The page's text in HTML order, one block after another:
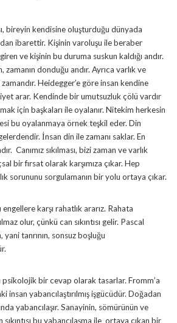
bireyin kendisine oluşturduğu dünyada
ibarettir. Kişinin varoluşu ile beraber
ve kişinin bu duruma suskun kaldığı andır.
zamanın donduğu andır. Ayrıca varlık ve
Heidegger’e göre insan kendine
arar. Kendinde bir umutsuzluk çölü vardır
için başkaları ile oyalanır. Nitekim herkesin
bu oyalanmaya örnek teşkil eder. Din
İnsan din ile zamanı saklar. En
Canımız sıkılması, bizi zaman ve varlık
bir fırsat olarak karşımıza çıkar. Hep
sorununu sorgulamanın bir yolu ortaya çıkar.
karşı rahatlık ararız. Rahata
olur, çünkü can sıkıntısı gelir. Pascal
yani tanrının, sonsuz boşluğu
bir cevap olarak tasarlar. Fromm’a
insan yabancılaştırılmış işgücüdür. Doğadan
yabancılaşır. Sanayinin, sömürünün ve
sıkıntısı bu yabancılaşma ile ortaya çıkan bir